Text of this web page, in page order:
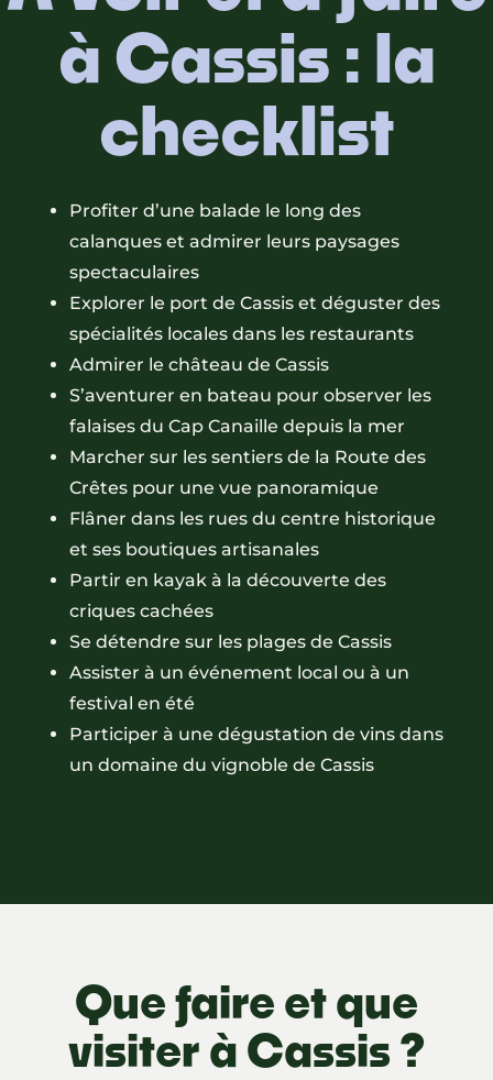
à Cassis : la
checklist
Profiter d’une balade le long des
calanques et admirer leurs paysages
spectaculaires
Explorer le port de Cassis et déguster des
spécialités locales dans les restaurants
Admirer le château de Cassis
S’aventurer en bateau pour observer les
falaises du Cap Canaille depuis la mer
Marcher sur les sentiers de la Route des
Crêtes pour une vue panoramique
Flâner dans les rues du centre historique
et ses boutiques artisanales
Partir en kayak à la découverte des
criques cachées
Se détendre sur les plages de Cassis
Assister à un événement local ou à un
festival en été
Participer à une dégustation de vins dans
un domaine du vignoble de Cassis
Que faire et que
visiter à Cassis ?